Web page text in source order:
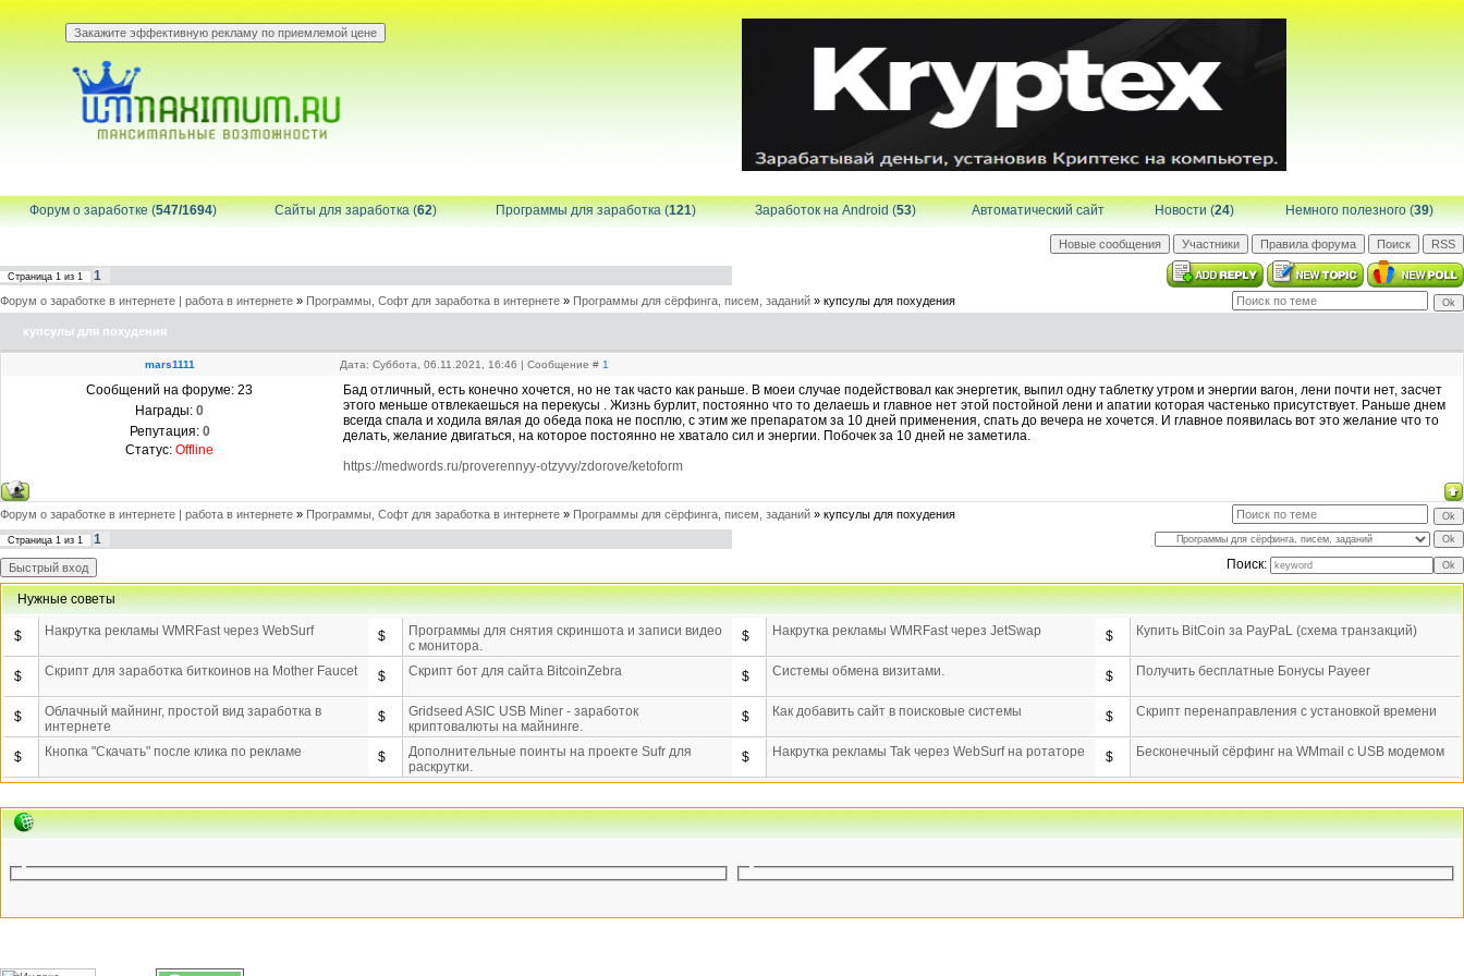
Форум о заработке (547/1694) Сайты для заработка (62) Программы для заработка (121) Заработок на Android (53) Автоматический сайт Новости (24) Немного полезного (39)
Страница 1 из 1 1
Форум о заработке в интернете | работа в интернете » Программы, Софт для заработка в интернете » Программы для сёрфинга, писем, заданий » купсулы для похудения
купсулы для похудения
mars1111 Дата: Суббота, 06.11.2021, 16:46 | Сообщение # 1
Сообщений на форуме: 23
Награды: 0
Репутация: 0
Статус: Offline
Бад отличный, есть конечно хочется, но не так часто как раньше. В моеи случае подействовал как энергетик, выпил одну таблетку утром и энергии вагон, лени почти нет, засчет
этого меньше отвлекаешься на перекусы . Жизнь бурлит, постоянно что то делаешь и главное нет этой постойной лени и апатии которая частенько присутствует. Раньше днем
всегда спала и ходила вялая до обеда пока не посплю, с этим же препаратом за 10 дней применения, спать до вечера не хочется. И главное появилась вот это желание что то
делать, желание двигаться, на которое постоянно не хватало сил и энергии. Побочек за 10 дней не заметила.
https://medwords.ru/proverennyy-otzyvy/zdorove/ketoform
Форум о заработке в интернете | работа в интернете » Программы, Софт для заработка в интернете » Программы для сёрфинга, писем, заданий » купсулы для похудения
Страница 1 из 1
1
Поиск:
Нужные советы
$ Накрутка рекламы WMRFast через WebSurf $
Программы для снятия скриншота и записи видео
с монитора.
$ Накрутка рекламы WMRFast через JetSwap $ Купить BitCoin за PayPaL (схема транзакций)
$ Скрипт для заработка биткоинов на Mother Faucet $ Скрипт бот для сайта BitcoinZebra $ Системы обмена визитами. $ Получить бесплатные Бонусы Payeer
$
Облачный майнинг, простой вид заработка в
интернете
$
Gridseed ASIC USB Miner - заработок
криптовалюты на майнинге.
$ Как добавить сайт в поисковые системы $ Скрипт перенаправления с установкой времени
$ Кнопка "Скачать" после клика по рекламе $
Дополнительные поинты на проекте Sufr для
раскрутки.
$ Накрутка рекламы Tak через WebSurf на ротаторе $ Бесконечный сёрфинг на WMmail c USB модемом